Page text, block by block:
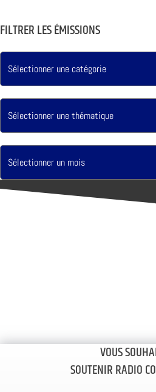
FILTRER LES ÉMISSIONS
VOUS
SOUTENIR RADIO